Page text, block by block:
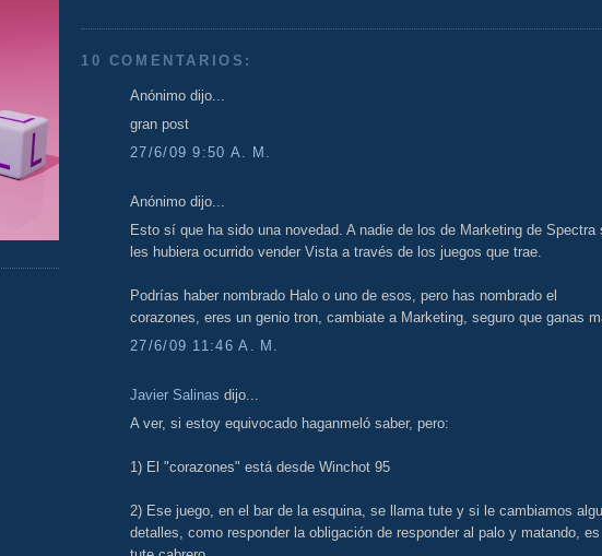
10 COMENTARIOS:
Anónimo dijo...
gran post
27/6/09 9:50 A. M.
Anónimo dijo...
Esto sí que ha sido una novedad. A nadie de los de Marketing de Spectra
les hubiera ocurrido vender Vista a través de los juegos que trae.
Podrías haber nombrado Halo o uno de esos, pero has nombrado el
corazones, eres un genio tron, cambiate a Marketing, seguro que ganas
27/6/09 11:46 A. M.
Javier Salinas dijo...
A ver, si estoy equivocado haganmeló saber, pero:
1) El "corazones" está desde Winchot 95
2) Ese juego, en el bar de la esquina, se llama tute y si le cambiamos
detalles, como responder la obligación de responder al palo y matando, es